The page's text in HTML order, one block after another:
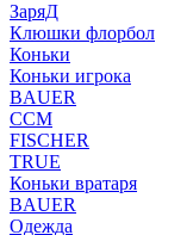
ЗаряД
Клюшки флорбол
Коньки
Коньки игрока
BAUER
CCM
FISCHER
TRUE
Коньки вратаря
BAUER
Одежда